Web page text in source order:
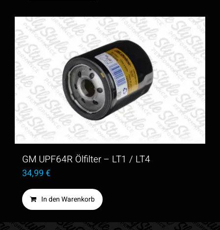
GM UPF64R Ölfilter – LT1 / LT4
34,99€
In den Warenkorb